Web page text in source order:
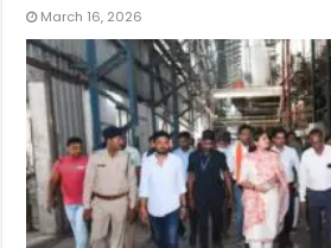
March 16, 2026